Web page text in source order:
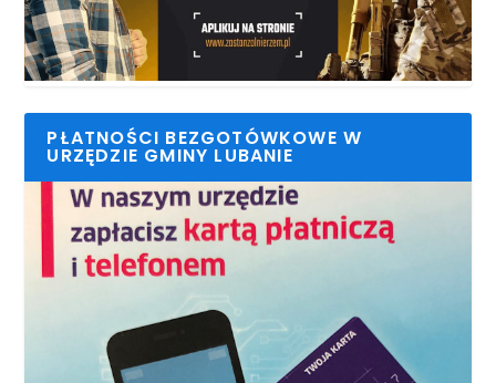
PŁATNOŚCI BEZGOTÓWKOWE W
URZĘDZIE GMINY LUBANIE